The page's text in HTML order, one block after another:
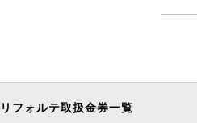
リフォルテ取扱金券一覧